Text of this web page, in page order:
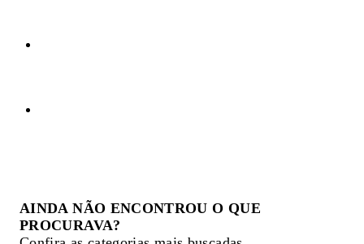
AINDA NÃO ENCONTROU O QUE
PROCURAVA?